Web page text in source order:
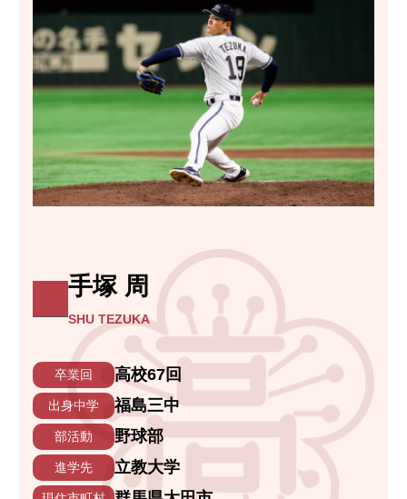
手塚 周
SHU TEZUKA
卒業回 高校67回
出身中学 福島三中
部活動 野球部
進学先 立教大学